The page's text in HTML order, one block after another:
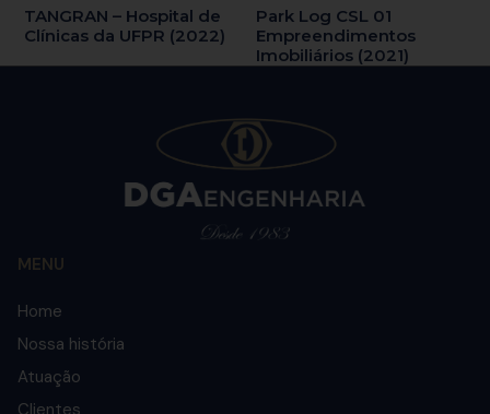
TANGRAN – Hospital de
Clínicas da UFPR (2022)
Park Log CSL 01
Empreendimentos
Imobiliários (2021)
MENU
Home
Nossa história
Atuação